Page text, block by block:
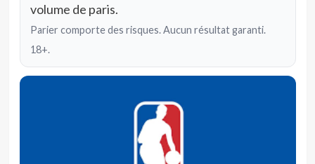
volume de paris.
Parier comporte des risques. Aucun résultat garanti.
18+.